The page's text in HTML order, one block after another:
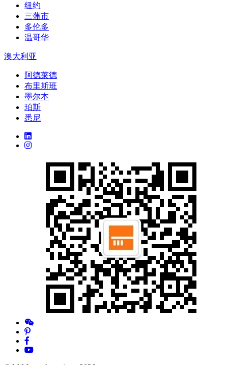
纽约
三藩市
多伦多
温哥华
澳大利亚
阿德莱德
布里斯班
墨尔本
珀斯
悉尼